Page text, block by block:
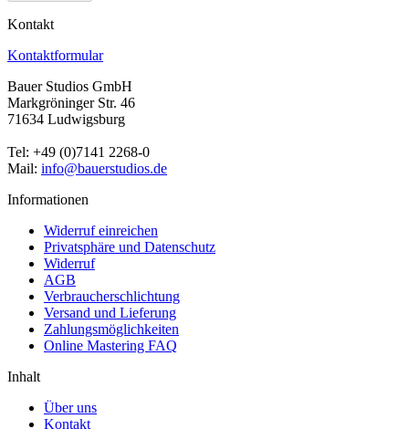
Kontakt
Kontaktformular
Bauer Studios GmbH
Markgröninger Str. 46
71634 Ludwigsburg
Tel: +49 (0)7141 2268-0
Mail: info@bauerstudios.de
Informationen
Widerruf einreichen
Privatsphäre und Datenschutz
Widerruf
AGB
Verbraucherschlichtung
Versand und Lieferung
Zahlungsmöglichkeiten
Online Mastering FAQ
Inhalt
Über uns
Kontakt